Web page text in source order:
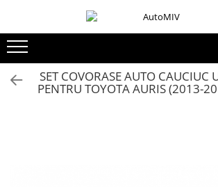
Oferta Saptamanii
Butoane
SET COVORASE AUTO CAUCIUC
PENTRU TOYOTA AURIS (2013-